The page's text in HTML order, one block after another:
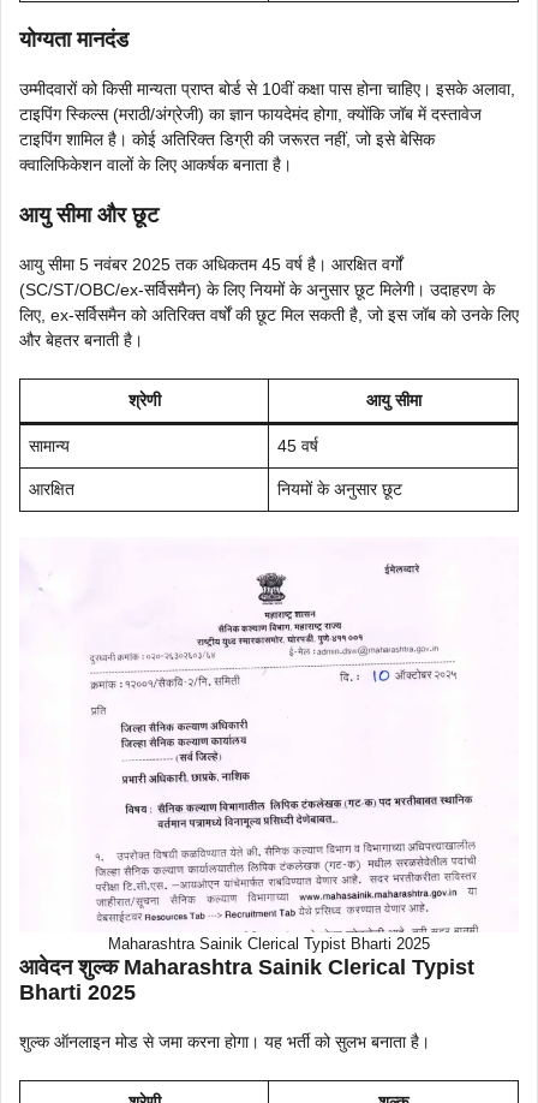
योग्यता मानदंड
उम्मीदवारों को किसी मान्यता प्राप्त बोर्ड से 10वीं कक्षा पास होना चाहिए। इसके अलावा,
टाइपिंग स्किल्स (मराठी/अंग्रेजी) का ज्ञान फायदेमंद होगा, क्योंकि जॉब में दस्तावेज
टाइपिंग शामिल है। कोई अतिरिक्त डिग्री की जरूरत नहीं, जो इसे बेसिक
क्वालिफिकेशन वालों के लिए आकर्षक बनाता है।
आयु सीमा और छूट
आयु सीमा 5 नवंबर 2025 तक अधिकतम 45 वर्ष है। आरक्षित वर्गों
(SC/ST/OBC/ex-सर्विसमैन) के लिए नियमों के अनुसार छूट मिलेगी। उदाहरण के
लिए, ex-सर्विसमैन को अतिरिक्त वर्षों की छूट मिल सकती है, जो इस जॉब को उनके लिए
और बेहतर बनाती है।
श्रेणी आयु सीमा
सामान्य 45 वर्ष
आरक्षित नियमों के अनुसार छूट
Maharashtra Sainik Clerical Typist Bharti 2025
आवेदन शुल्क Maharashtra Sainik Clerical Typist
Bharti 2025
शुल्क ऑनलाइन मोड से जमा करना होगा। यह भर्ती को सुलभ बनाता है।